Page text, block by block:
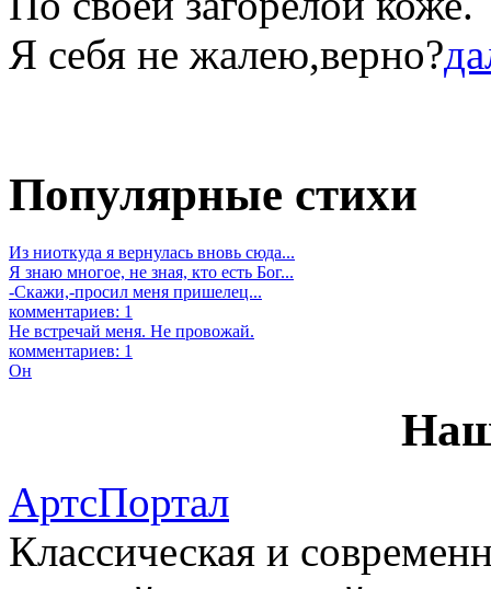
Я себя не жалею,верно?
Популярные стихи
Из ниоткуда я вернулась вновь сюда...
Я знаю многое, не зная, кто есть Бог...
-Скажи,-просил меня пришелец...
комментариев: 1
Не встречай меня. Не провожай.
комментариев: 1
Он
АртсПортал
Классическая и